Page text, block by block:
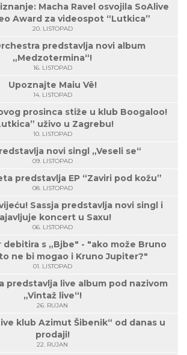
Macha Ravel osvojila SoAlive
Award za videospot “Lutkica”
20. LISTOPAD
predstavlja novi album
„Medzotermina“!
16. LISTOPAD
Upoznajte Maiu Vë!
14. LISTOPAD
prosinca stiže u klub Boogaloo!
uživo u Zagrebu!
10. LISTOPAD
novi singl „Veseli se“
09. LISTOPAD
predstavlja EP “Zaviri pod kožu”
08. LISTOPAD
Sassja predstavlja novi singl i
koncert u Saxu!
06. LISTOPAD
debitira s „Bjbe" - "ako može Bruno
ne bi mogao i Kruno Jupiter?"
01. LISTOPAD
predstavlja live album pod nazivom
„Vintaž live“!
26. RUJAN
klub Azimut Šibenik“ od danas u
prodaji!
22. RUJAN